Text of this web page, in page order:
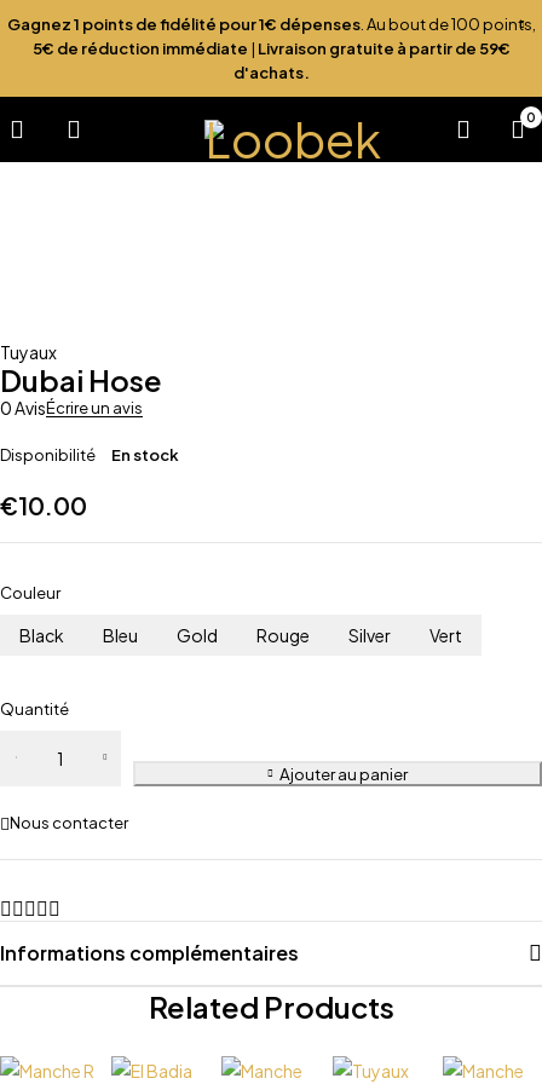
Gagnez 1 points de fidélité pour 1€ dépenses. Au bout de 100 points,
5€ de réduction immédiate | Livraison gratuite à partir de 59€
d'achats.
0
Tuyaux
Dubai Hose
0 AvisÉcrire un avis
Disponibilité En stock
€10.00
Couleur
Black Bleu Gold Rouge Silver Vert
Quantité
Ajouter au panier
Nous contacter
Informations complémentaires
Related Products